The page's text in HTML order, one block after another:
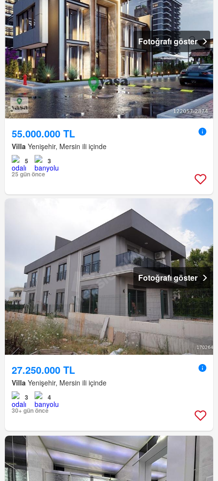
Fotoğrafı göster
55.000.000 TL
Villa Yenişehir, Mersin ili içinde
5
3
25 gün önce
Fotoğrafı göster
27.250.000 TL
Villa Yenişehir, Mersin ili içinde
3
4
30+ gün önce